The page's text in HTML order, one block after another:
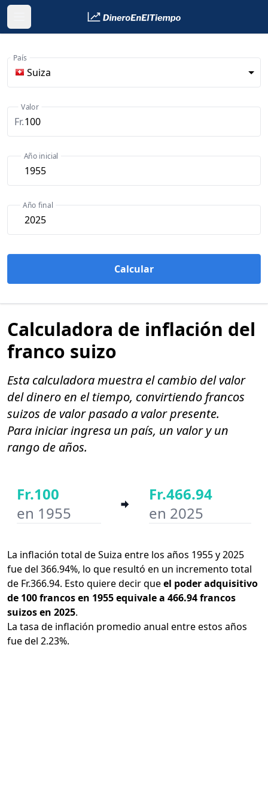
Suiza
País
Fr.
Valor
Año inicial
Año final
Calcular
Calculadora de inflación del
franco suizo
Esta calculadora muestra el cambio del valor
del dinero en el tiempo, convirtiendo francos
suizos de valor pasado a valor presente.
Para iniciar ingresa un país, un valor y un
rango de años.
Fr.100
en 1955
Fr.466.94
en 2025
La inflación total de Suiza entre los años 1955 y 2025
fue del 366.94%, lo que resultó en un incremento total
de Fr.366.94. Esto quiere decir queel poder adquisitivo
de 100 francos en 1955 equivale a 466.94 francos
suizos en 2025.
La tasa de inflación promedio anual entre estos años
fue del 2.23%.